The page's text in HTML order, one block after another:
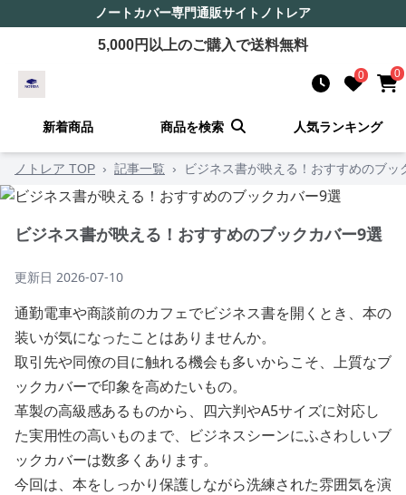
ノートカバー専門通販サイト ノトレア
5,000円以上のご購入で送料無料
0 0
新着商品 商品を検索 人気ランキング
ノトレア TOP › 記事一覧 › ビジネス書が映える！おすすめのブッ
ビジネス書が映える！おすすめのブックカバー9選
更新日 2026-07-10
通勤電車や商談前のカフェでビジネス書を開くとき、本の
装いが気になったことはありませんか。
取引先や同僚の目に触れる機会も多いからこそ、上質なブ
ックカバーで印象を高めたいもの。
革製の高級感あるものから、四六判やA5サイズに対応し
た実用性の高いものまで、ビジネスシーンにふさわしいブ
ックカバーは数多くあります。
今回は、本をしっかり保護しながら洗練された雰囲気を演